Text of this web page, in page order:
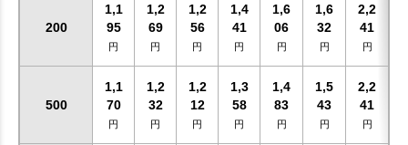
200
1,1
95
円
1,2
69
円
1,2
56
円
1,4
41
円
1,6
06
円
1,6
32
円
2,2
41
円
500
1,1
70
円
1,2
32
円
1,2
12
円
1,3
58
円
1,4
83
円
1,5
43
円
2,2
41
円